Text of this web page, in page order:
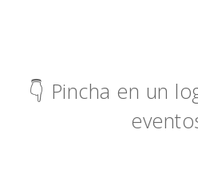
👇 Pincha en un